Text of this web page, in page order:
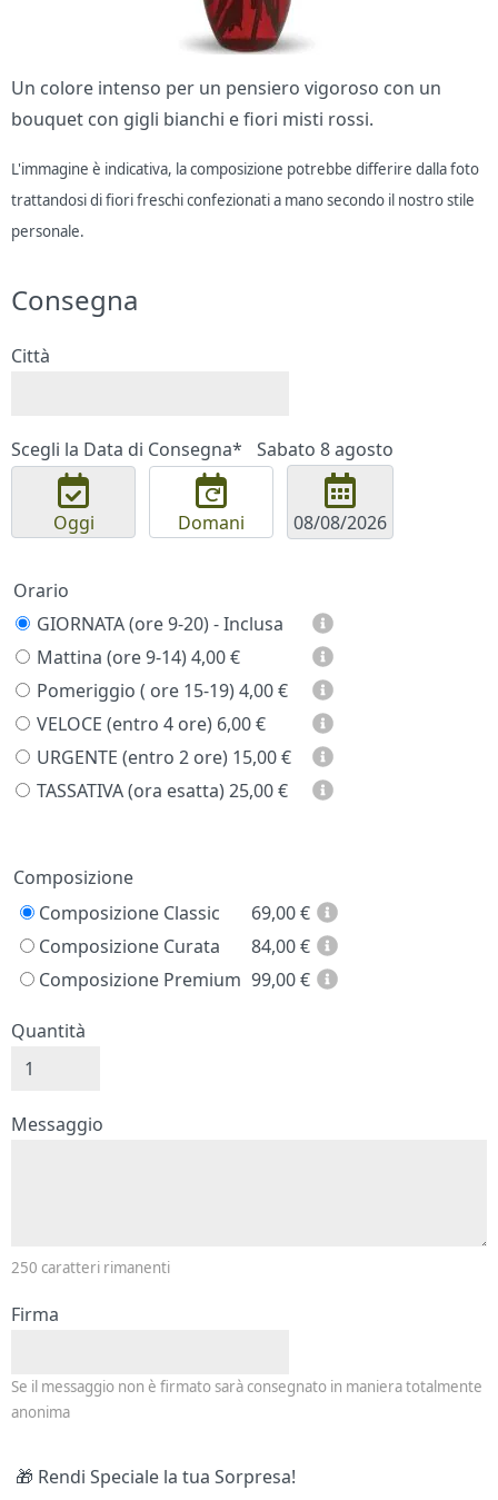
Un colore intenso per un pensiero vigoroso con un
bouquet con gigli bianchi e fiori misti rossi.
L'immagine è indicativa, la composizione potrebbe differire dalla foto
trattandosi di fiori freschi confezionati a mano secondo il nostro stile
personale.
Consegna
Città
Scegli la Data di Consegna* Sabato 8 agosto
Oggi Domani
Orario
GIORNATA (ore 9-20) - Inclusa
Mattina (ore 9-14) 4,00 €
Pomeriggio ( ore 15-19) 4,00 €
VELOCE (entro 4 ore) 6,00 €
URGENTE (entro 2 ore) 15,00 €
TASSATIVA (ora esatta) 25,00 €
Prezzo
Composizione
Composizione Classic
69,00€
Composizione Curata
84,00€
Composizione Premium 99,00€
Quantità
Messaggio e firma
Messaggio
250 caratteri rimanenti
Firma
Se il messaggio non è firmato sarà consegnato in maniera totalmente
anonima
🎁 Rendi Speciale la tua Sorpresa!